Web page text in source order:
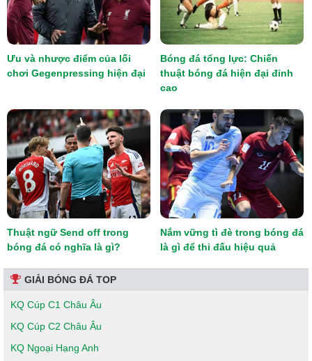
Ưu và nhược điểm của lối
chơi Gegenpressing hiện đại
Bóng đá tổng lực: Chiến
thuật bóng đá hiện đại đỉnh
cao
Thuật ngữ Send off trong
bóng đá có nghĩa là gì?
Nắm vững tì đè trong bóng đá
là gì để thi đấu hiệu quả
GIẢI BÓNG ĐÁ TOP
KQ Cúp C1 Châu Âu
KQ Cúp C2 Châu Âu
KQ Ngoại Hạng Anh